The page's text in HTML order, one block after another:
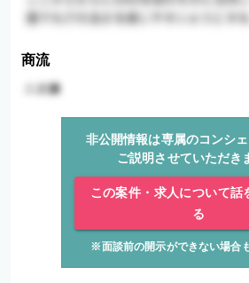
商流
非公開情報は専属のコンシ
ご説明させていただき
この案件・求人について話
る
※面談前の開示ができない場合